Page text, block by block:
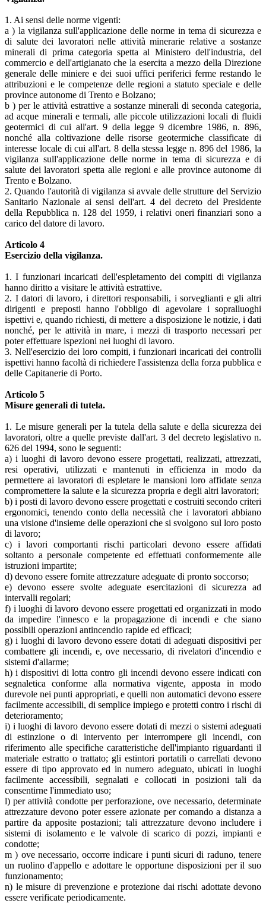
1. Ai sensi delle norme vigenti:
a ) la vigilanza sull'applicazione delle norme in tema di sicurezza e
di salute dei lavoratori nelle attività minerarie relative a sostanze
minerali di prima categoria spetta al Ministero dell'industria, del
commercio e dell'artigianato che la esercita a mezzo della Direzione
generale delle miniere e dei suoi uffici periferici ferme restando le
attribuzioni e le competenze delle regioni a statuto speciale e delle
province autonome di Trento e Bolzano;
b ) per le attività estrattive a sostanze minerali di seconda categoria,
ad acque minerali e termali, alle piccole utilizzazioni locali di fluidi
geotermici di cui all'art. 9 della legge 9 dicembre 1986, n. 896,
nonché alla coltivazione delle risorse geotermiche classificate di
interesse locale di cui all'art. 8 della stessa legge n. 896 del 1986, la
vigilanza sull'applicazione delle norme in tema di sicurezza e di
salute dei lavoratori spetta alle regioni e alle province autonome di
Trento e Bolzano.
2. Quando l'autorità di vigilanza si avvale delle strutture del Servizio
Sanitario Nazionale ai sensi dell'art. 4 del decreto del Presidente
della Repubblica n. 128 del 1959, i relativi oneri finanziari sono a
carico del datore di lavoro.
Articolo 4
Esercizio della vigilanza.
1. I funzionari incaricati dell'espletamento dei compiti di vigilanza
hanno diritto a visitare le attività estrattive.
2. I datori di lavoro, i direttori responsabili, i sorveglianti e gli altri
dirigenti e preposti hanno l'obbligo di agevolare i sopralluoghi
ispettivi e, quando richiesti, di mettere a disposizione le notizie, i dati
nonché, per le attività in mare, i mezzi di trasporto necessari per
poter effettuare ispezioni nei luoghi di lavoro.
3. Nell'esercizio dei loro compiti, i funzionari incaricati dei controlli
ispettivi hanno facoltà di richiedere l'assistenza della forza pubblica e
delle Capitanerie di Porto.
Articolo 5
Misure generali di tutela.
1. Le misure generali per la tutela della salute e della sicurezza dei
lavoratori, oltre a quelle previste dall'art. 3 del decreto legislativo n.
626 del 1994, sono le seguenti:
a) i luoghi di lavoro devono essere progettati, realizzati, attrezzati,
resi operativi, utilizzati e mantenuti in efficienza in modo da
permettere ai lavoratori di espletare le mansioni loro affidate senza
compromettere la salute e la sicurezza propria e degli altri lavoratori;
b) i posti di lavoro devono essere progettati e costruiti secondo criteri
ergonomici, tenendo conto della necessità che i lavoratori abbiano
una visione d'insieme delle operazioni che si svolgono sul loro posto
di lavoro;
c) i lavori comportanti rischi particolari devono essere affidati
soltanto a personale competente ed effettuati conformemente alle
istruzioni impartite;
d) devono essere fornite attrezzature adeguate di pronto soccorso;
e) devono essere svolte adeguate esercitazioni di sicurezza ad
intervalli regolari;
f) i luoghi di lavoro devono essere progettati ed organizzati in modo
da impedire l'innesco e la propagazione di incendi e che siano
possibili operazioni antincendio rapide ed efficaci;
g) i luoghi di lavoro devono essere dotati di adeguati dispositivi per
combattere gli incendi, e, ove necessario, di rivelatori d'incendio e
sistemi d'allarme;
h) i dispositivi di lotta contro gli incendi devono essere indicati con
segnaletica conforme alla normativa vigente, apposta in modo
durevole nei punti appropriati, e quelli non automatici devono essere
facilmente accessibili, di semplice impiego e protetti contro i rischi di
deterioramento;
i) i luoghi di lavoro devono essere dotati di mezzi o sistemi adeguati
di estinzione o di intervento per interrompere gli incendi, con
riferimento alle specifiche caratteristiche dell'impianto riguardanti il
materiale estratto o trattato; gli estintori portatili o carrellati devono
essere di tipo approvato ed in numero adeguato, ubicati in luoghi
facilmente accessibili, segnalati e collocati in posizioni tali da
consentirne l'immediato uso;
l) per attività condotte per perforazione, ove necessario, determinate
attrezzature devono poter essere azionate per comando a distanza a
partire da apposite postazioni; tali attrezzature devono includere i
sistemi di isolamento e le valvole di scarico di pozzi, impianti e
condotte;
m ) ove necessario, occorre indicare i punti sicuri di raduno, tenere
un ruolino d'appello e adottare le opportune disposizioni per il suo
funzionamento;
n) le misure di prevenzione e protezione dai rischi adottate devono
essere verificate periodicamente.